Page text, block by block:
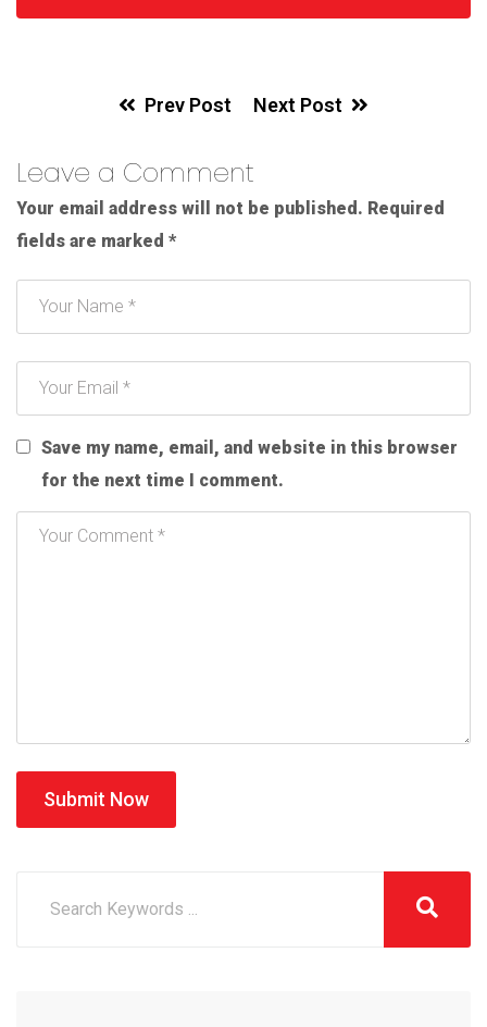
Prev Post Next Post
Leave a Comment
Your email address will not be published. Required
fields are marked *
Save my name, email, and website in this browser
for the next time I comment.
Submit Now